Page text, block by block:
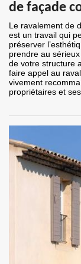
de façade
Le ravalement de
est un travail qui
préserver
prendre au sérieux
de votre structure
faire appel au
vivement
propriétaires et